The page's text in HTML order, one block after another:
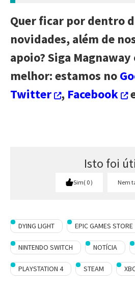
Quer ficar por dentro
novidades, além de
apoio? Siga
melhor: estamos no
Twitter
, Facebook
Isto foi
Sim 0 Nem
DYING LIGHT EPIC GAMES STORE
NINTENDO SWITCH NOTÍCIA
PLAYSTATION 4 STEAM